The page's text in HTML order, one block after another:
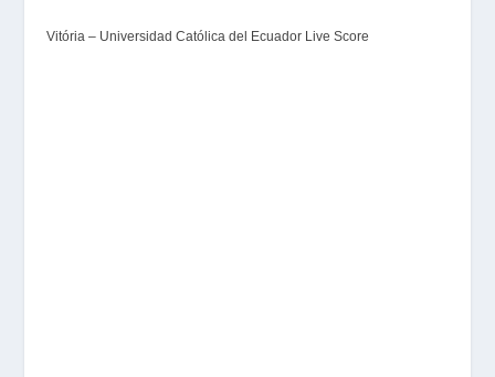
Vitória – Universidad Católica del Ecuador Live Score